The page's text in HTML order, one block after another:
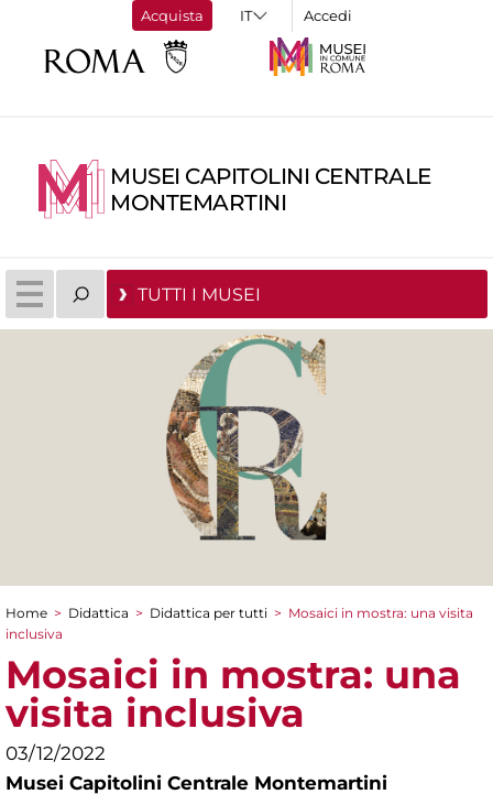
Acquista Accedi
MUSEI CAPITOLINI CENTRALE
MONTEMARTINI
TUTTI I MUSEI
Tu sei qui
Home > Didattica > Didattica per tutti > Mosaici in mostra: una visita
inclusiva
Mosaici in mostra: una
visita inclusiva
03/12/2022
Musei Capitolini Centrale Montemartini